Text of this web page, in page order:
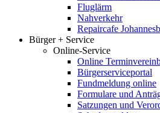
Fluglärm
Nahverkehr
Repaircafe
Bürger + Service
Online-Service
Online
Bürgerserviceportal
Fundmeldung online
Formulare und
Satzungen und